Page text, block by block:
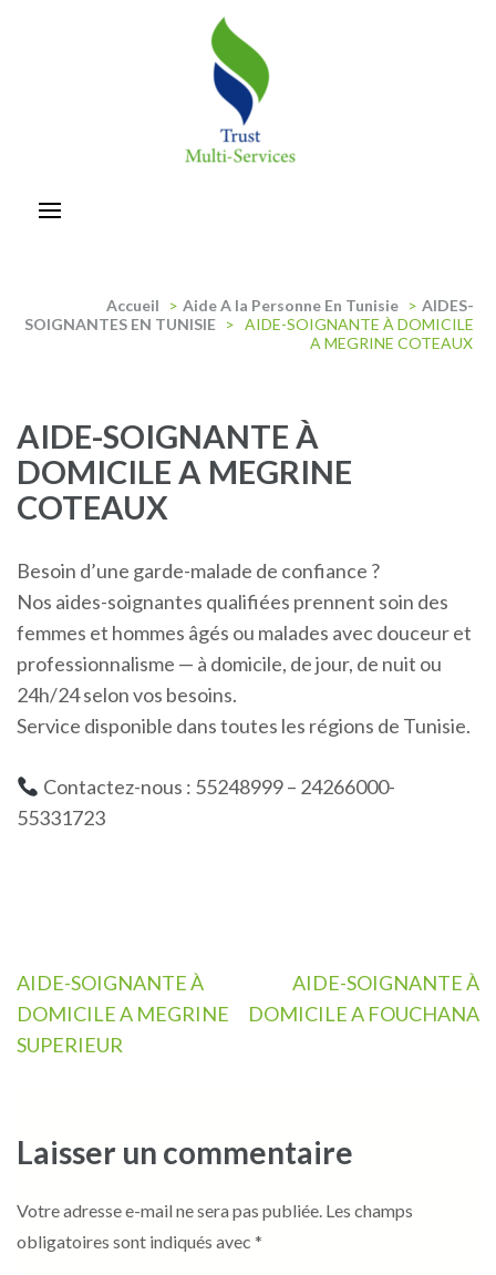
Accueil > Aide A la Personne En Tunisie > AIDES-
SOIGNANTES EN TUNISIE > AIDE-SOIGNANTE À DOMICILE
A MEGRINE COTEAUX
AIDE-SOIGNANTE À
DOMICILE A MEGRINE
COTEAUX
Besoin d’une garde-malade de confiance ?
Nos aides-soignantes qualifiées prennent soin des
femmes et hommes âgés ou malades avec douceur et
professionnalisme — à domicile, de jour, de nuit ou
24h/24 selon vos besoins.
Service disponible dans toutes les régions de Tunisie.
Contactez-nous : 55248999 – 24266000-
55331723
Navigation
de
l’article
AIDE-SOIGNANTE À
DOMICILE A MEGRINE
SUPERIEUR
AIDE-SOIGNANTE À
DOMICILE A FOUCHANA
Laisser un commentaire
Votre adresse e-mail ne sera pas publiée. Les champs
obligatoires sont indiqués avec *